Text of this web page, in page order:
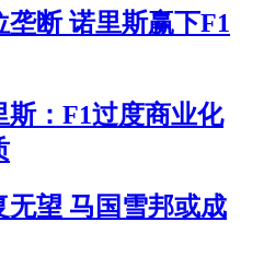
断 诺里斯赢下F1
斯：F1过度商业化
无望 马国雪邦或成